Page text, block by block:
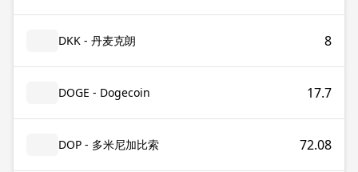
DKK - 丹麦克朗 8
DOGE - Dogecoin 17.7
DOP - 多米尼加比索 72.08